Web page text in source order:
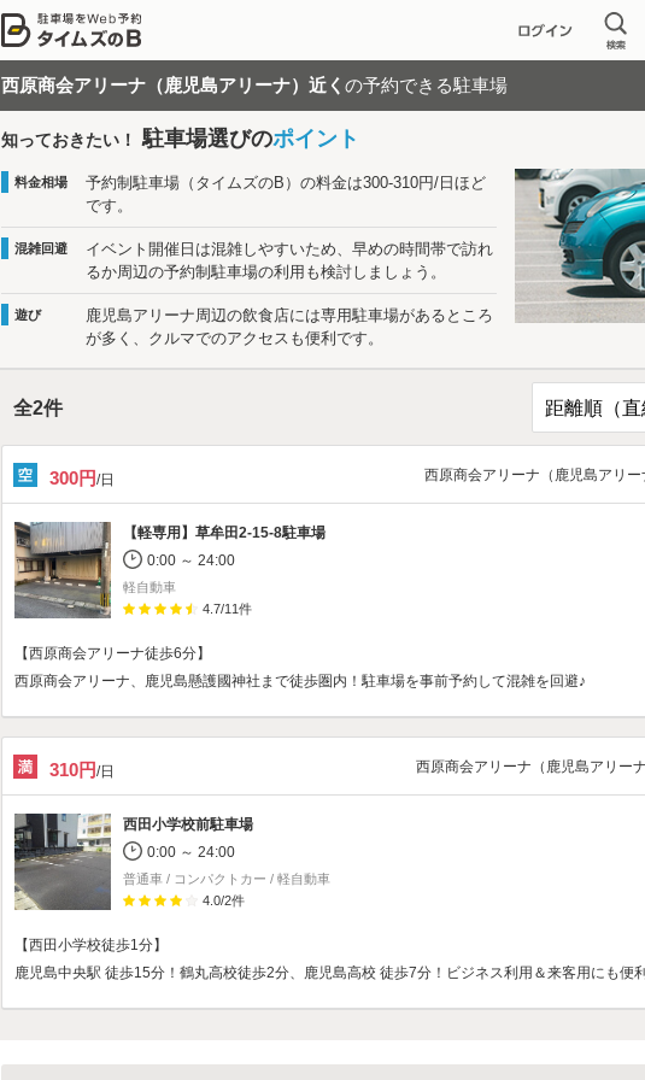
西原商会アリーナ（鹿児島アリーナ）近く の予約できる駐車場
知っておきたい！ 駐車場選びのポイント
料金相場
予約制駐車場（タイムズのB）の料金は300-310円/日ほど
です。
混雑回避
イベント開催日は混雑しやすいため、早めの時間帯で訪れ
るか周辺の予約制駐車場の利用も検討しましょう。
遊び
鹿児島アリーナ周辺の飲食店には専用駐車場があるところ
が多く、クルマでのアクセスも便利です。
全2件
300円/日 西原商会アリーナ（鹿児島アリー
【軽専用】 草牟田2-15-8駐車場
0:00 ～ 24:00
軽自動車
4.7/11件
【西原商会アリーナ徒歩6分】
西原商会アリーナ、鹿児島懸護國神社まで徒歩圏内！駐車場を事前予約して混雑を回避♪
310円/日 西原商会アリーナ（鹿児島アリー
西田小学校前駐車場
0:00 ～ 24:00
普通車 / コンパクトカー / 軽自動車
4.0/2件
【西田小学校徒歩1分】
鹿児島中央駅 徒歩15分！鶴丸高校徒歩2分、鹿児島高校 徒歩7分！ビジネス利用＆来客用にも便